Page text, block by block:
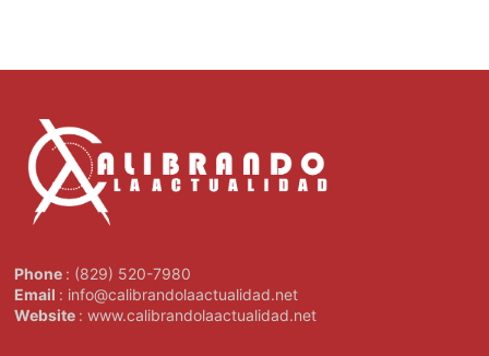
Phone : (829) 520-7980
Email : info@calibrandolaactualidad.net
Website : www.calibrandolaactualidad.net